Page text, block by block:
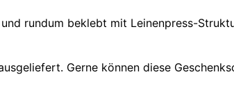
rundum beklebt mit Leinenpress-
Gerne können diese